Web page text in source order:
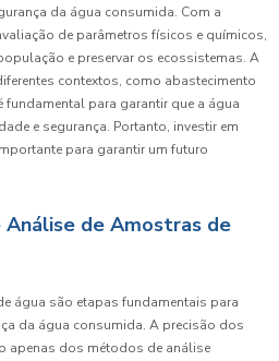
da água consumida. Com a
de parâmetros físicos e químicos,
e preservar os ecossistemas. A
contextos, como abastecimento
para garantir que a água
e segurança. Portanto, investir em
para garantir um futuro
de Amostras de
água são etapas fundamentais para
da água consumida. A precisão dos
apenas dos métodos de análise